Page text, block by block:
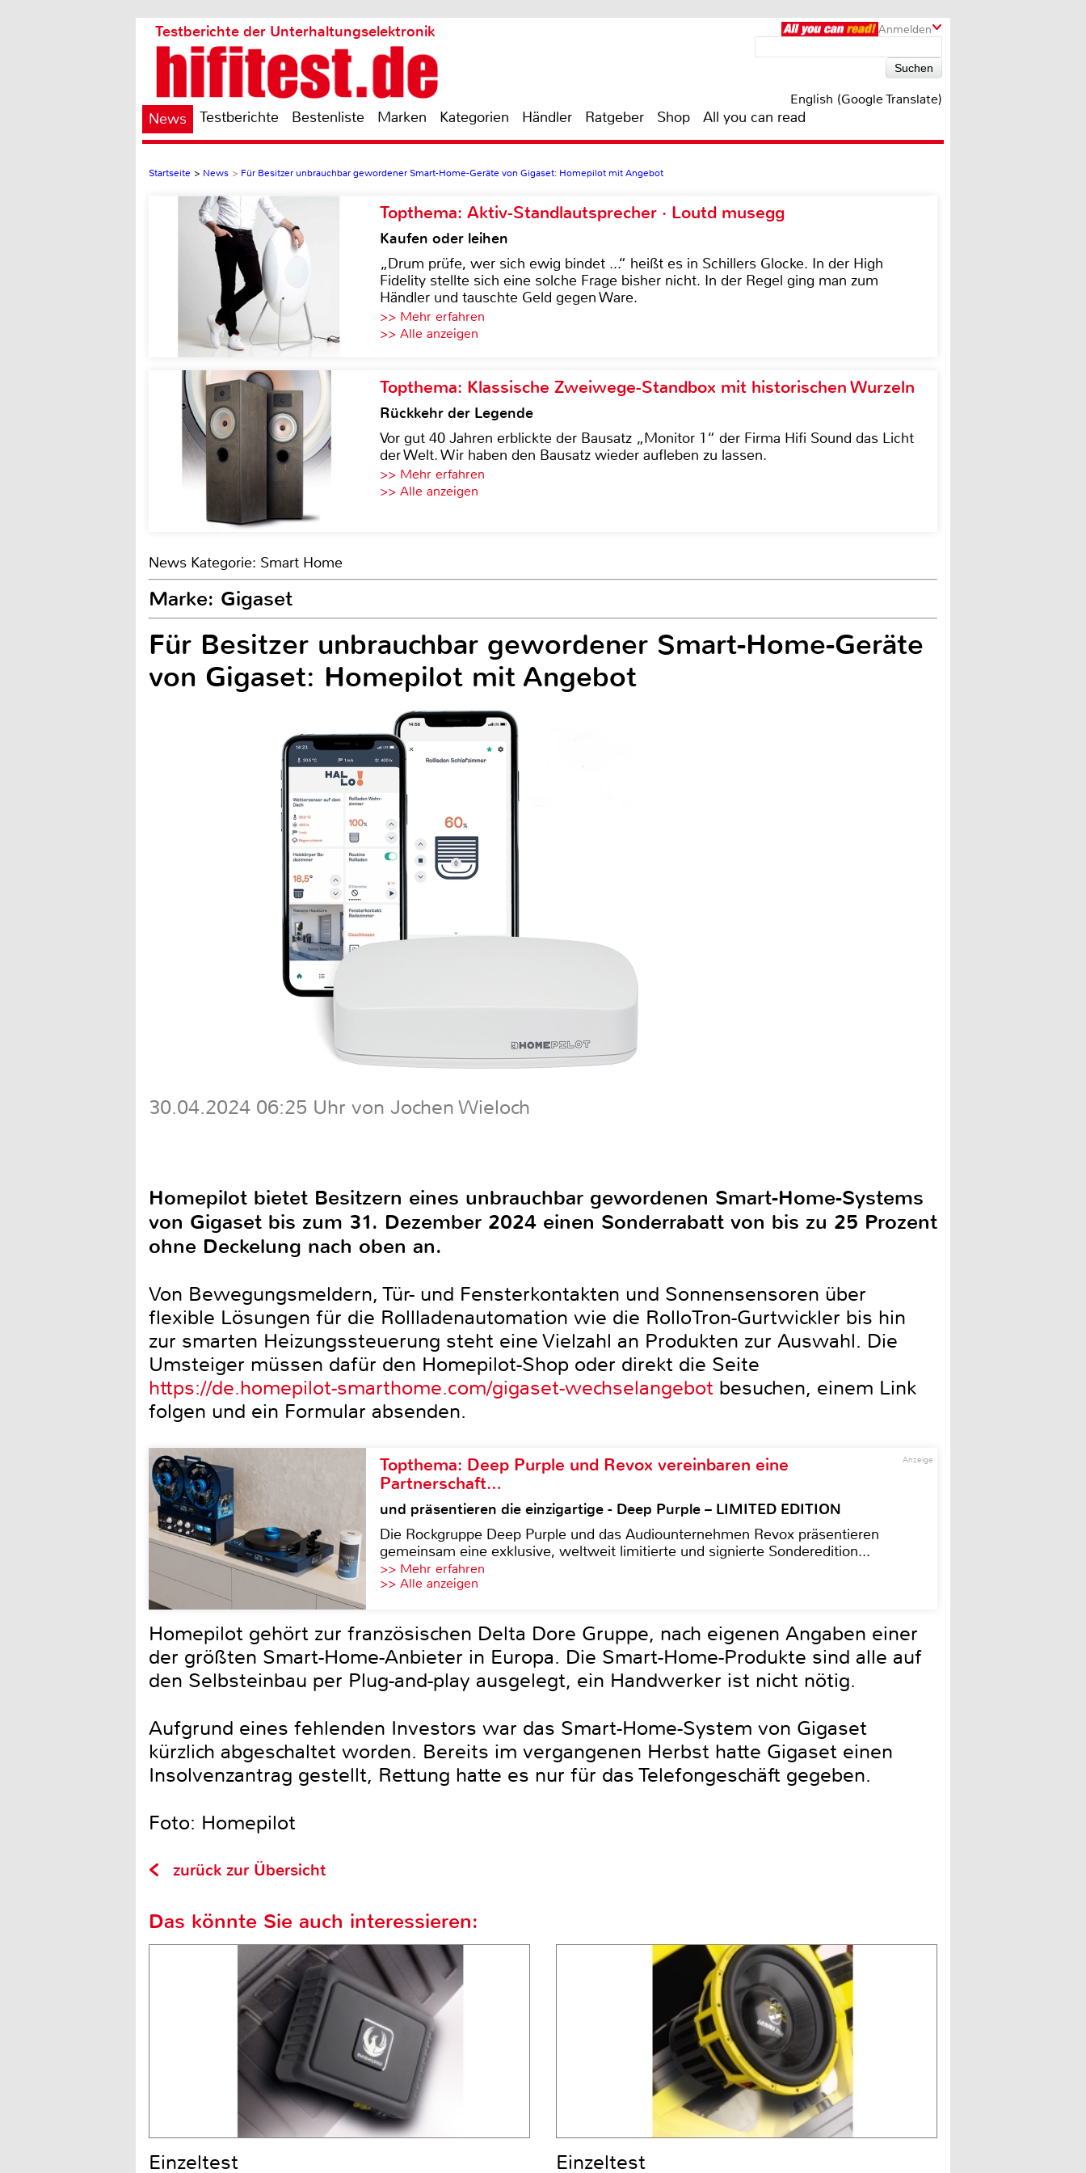
Anmelden
Testberichte der Unterhaltungselektronik
English (Google Translate)
News Testberichte Bestenliste Marken Kategorien Händler Ratgeber Shop All you can read
Startseite > News > Für Besitzer unbrauchbar gewordener Smart-Home-Geräte von Gigaset: Homepilot mit Angebot
Topthema: Aktiv-Standlautsprecher · Loutd musegg
Kaufen oder leihen
„Drum prüfe, wer sich ewig bindet ...“ heißt es in Schillers Glocke. In der High
Fidelity stellte sich eine solche Frage bisher nicht. In der Regel ging man zum
Händler und tauschte Geld gegen Ware.
>> Mehr erfahren
>> Alle anzeigen
Topthema: Klassische Zweiwege-Standbox mit historischen Wurzeln
Rückkehr der Legende
Vor gut 40 Jahren erblickte der Bausatz „Monitor 1“ der Firma Hifi Sound das Licht
der Welt. Wir haben den Bausatz wieder aufleben zu lassen.
>> Mehr erfahren
>> Alle anzeigen
News Kategorie: Smart Home
Marke: Gigaset
Für Besitzer unbrauchbar gewordener Smart-Home-Geräte
von Gigaset: Homepilot mit Angebot
30.04.2024 06:25 Uhr von Jochen Wieloch
Homepilot bietet Besitzern eines unbrauchbar gewordenen Smart-Home-Systems
von Gigaset bis zum 31. Dezember 2024 einen Sonderrabatt von bis zu 25 Prozent
ohne Deckelung nach oben an.
Von Bewegungsmeldern, Tür- und Fensterkontakten und Sonnensensoren über
flexible Lösungen für die Rollladenautomation wie die RolloTron-Gurtwickler bis hin
zur smarten Heizungssteuerung steht eine Vielzahl an Produkten zur Auswahl. Die
Umsteiger müssen dafür den Homepilot-Shop oder direkt die Seite
https://de.homepilot-smarthome.com/gigaset-wechselangebot besuchen, einem Link
folgen und ein Formular absenden.
Anzeige
Topthema: Deep Purple und Revox vereinbaren eine
Partnerschaft…
und präsentieren die einzigartige - Deep Purple – LIMITED EDITION
Die Rockgruppe Deep Purple und das Audiounternehmen Revox präsentieren
gemeinsam eine exklusive, weltweit limitierte und signierte Sonderedition...
>> Mehr erfahren
>> Alle anzeigen
Homepilot gehört zur französischen Delta Dore Gruppe, nach eigenen Angaben einer
der größten Smart-Home-Anbieter in Europa. Die Smart-Home-Produkte sind alle auf
den Selbsteinbau per Plug-and-play ausgelegt, ein Handwerker ist nicht nötig.
Aufgrund eines fehlenden Investors war das Smart-Home-System von Gigaset
kürzlich abgeschaltet worden. Bereits im vergangenen Herbst hatte Gigaset einen
Insolvenzantrag gestellt, Rettung hatte es nur für das Telefongeschäft gegeben.
Foto: Homepilot
zurück zur Übersicht
Das könnte Sie auch interessieren:
Einzeltest Einzeltest